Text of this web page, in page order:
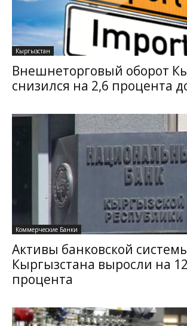
Кыргызстан
Внешнеторговый оборот
снизился на 2,6 процента
Коммерческие Банки
Активы банковской
Кыргызстана выросли на
процента